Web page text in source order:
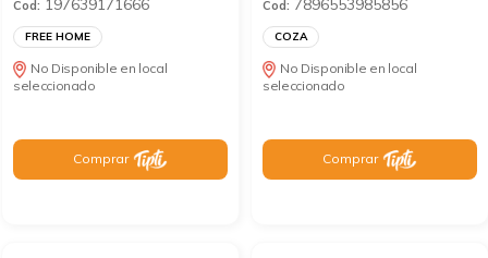
Cod: 197639171666
FREE HOME
No Disponible en local
seleccionado
Comprar
Cod: 7896553985856
COZA
No Disponible en local
seleccionado
Comprar